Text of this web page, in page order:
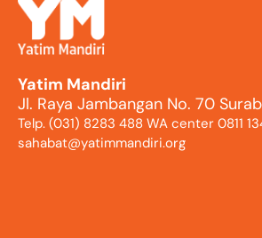
Yatim Mandiri
Jl. Raya Jambangan No. 70
Telp. (031) 8283 488 WA center 0811
sahabat@yatimmandiri.org